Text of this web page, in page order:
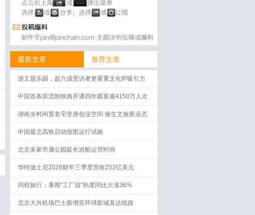
最新文章 推荐文章
游主题乐园，超六成受访者更看重文化IP吸引力
中国首条双流制铁路开通四年载客逾4150万人次
湖南乡村闲置老宅变身创业空间 催生文旅新业态
中国最北高铁启动按图运行试验
北京多家市属公园延长游船运营时间
华特迪士尼2026财年三季度营收252亿美元
同程旅行：暑期“工厂游”热度同比大涨36%
北京大兴机场巴士新增至环球影城直达线路